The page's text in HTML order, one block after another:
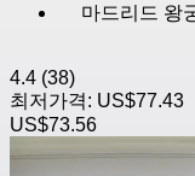
마드리드 왕
4.4 (38)
최저가격: US$77.43
US$73.56